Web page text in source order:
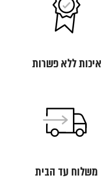
איכות ללא פשרות
משלוח עד הבית